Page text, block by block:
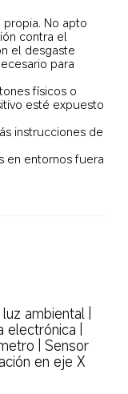
No apto
contra el
el desgaste
para
físicos o
esté expuesto
instrucciones de
en entornos fuera
ambiental |
electrónica |
| Sensor
en eje X